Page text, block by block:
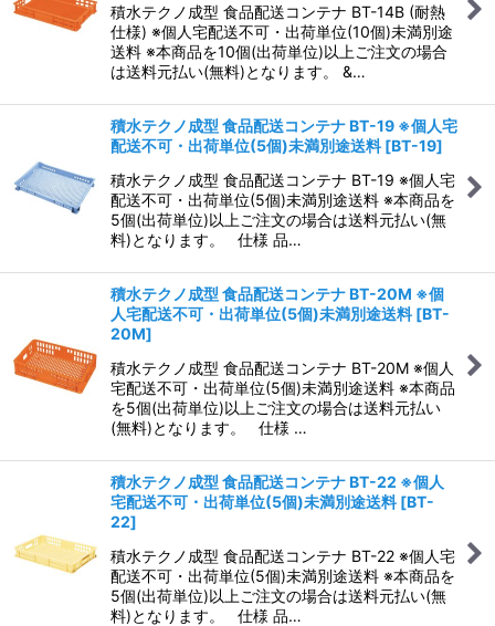
積水テクノ成型 食品配送コンテナ BT-14B (耐熱
仕様) ※個人宅配送不可・出荷単位(10個)未満別途
送料 ※本商品を10個(出荷単位)以上ご注文の場合
は送料元払い(無料)となります。 &…
積水テクノ成型 食品配送コンテナ BT-19 ※個人宅
配送不可・出荷単位(5個)未満別途送料 [BT-19]
積水テクノ成型 食品配送コンテナ BT-19 ※個人宅
配送不可・出荷単位(5個)未満別途送料 ※本商品を
5個(出荷単位)以上ご注文の場合は送料元払い(無
料)となります。 仕様 品…
積水テクノ成型 食品配送コンテナ BT-20M ※個
人宅配送不可・出荷単位(5個)未満別途送料 [BT-
20M]
積水テクノ成型 食品配送コンテナ BT-20M ※個人
宅配送不可・出荷単位(5個)未満別途送料 ※本商品
を5個(出荷単位)以上ご注文の場合は送料元払い
(無料)となります。 仕様 …
積水テクノ成型 食品配送コンテナ BT-22 ※個人
宅配送不可・出荷単位(5個)未満別途送料 [BT-
22]
積水テクノ成型 食品配送コンテナ BT-22 ※個人宅
配送不可・出荷単位(5個)未満別途送料 ※本商品を
5個(出荷単位)以上ご注文の場合は送料元払い(無
料)となります。 仕様 品…